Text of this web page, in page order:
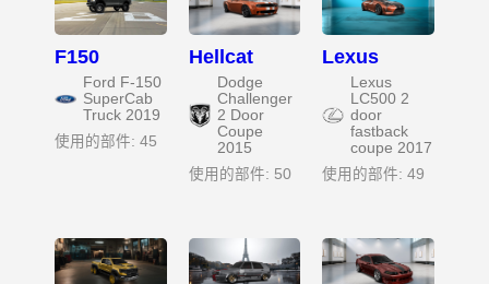
F150
Ford F-150
SuperCab
Truck 2019
使用的部件: 45
Hellcat
Dodge
Challenger
2 Door
Coupe
2015
使用的部件: 50
Lexus
Lexus
LC500 2
door
fastback
coupe 2017
使用的部件: 49